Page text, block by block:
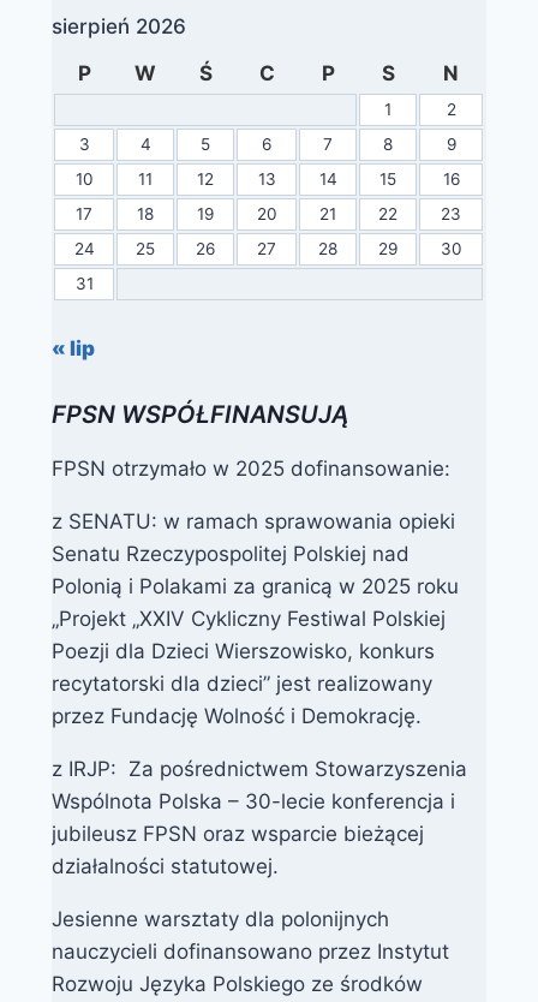
sierpień 2026
P
W Ś C P S N
1
2
3
4 5 6 7 8
9
10
11 12 13 14 15
16
17
18 19 20 21 22
23
24
25 26 27 28 29
30
31
« lip
FPSN WSPÓŁFINANSUJĄ
FPSN otrzymało w 2025 dofinansowanie:
z SENATU: w ramach sprawowania opieki
Senatu Rzeczypospolitej Polskiej nad
Polonią i Polakami za granicą w 2025 roku
„Projekt „XXIV Cykliczny Festiwal Polskiej
Poezji dla Dzieci Wierszowisko, konkurs
recytatorski dla dzieci” jest realizowany
przez Fundację Wolność i Demokrację.
z IRJP: Za pośrednictwem Stowarzyszenia
Wspólnota Polska – 30-lecie konferencja i
jubileusz FPSN oraz wsparcie bieżącej
działalności statutowej.
Jesienne warsztaty dla polonijnych
nauczycieli dofinansowano przez Instytut
Rozwoju Języka Polskiego ze środków